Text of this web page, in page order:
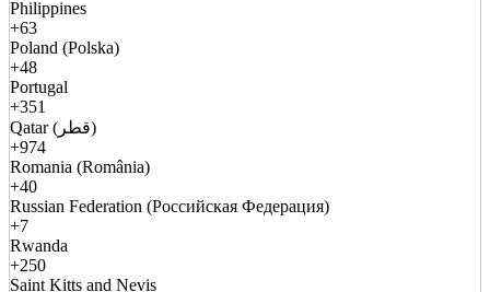
Philippines
+63
Poland (Polska)
+48
Portugal
+351
Qatar (قطر)
+974
Romania (România)
+40
Russian Federation (Российская Федерация)
+7
Rwanda
+250
Saint Kitts and Nevis